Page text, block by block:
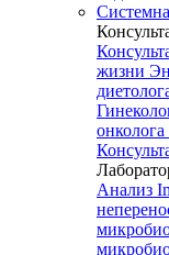
жизни
онколога
Анализ